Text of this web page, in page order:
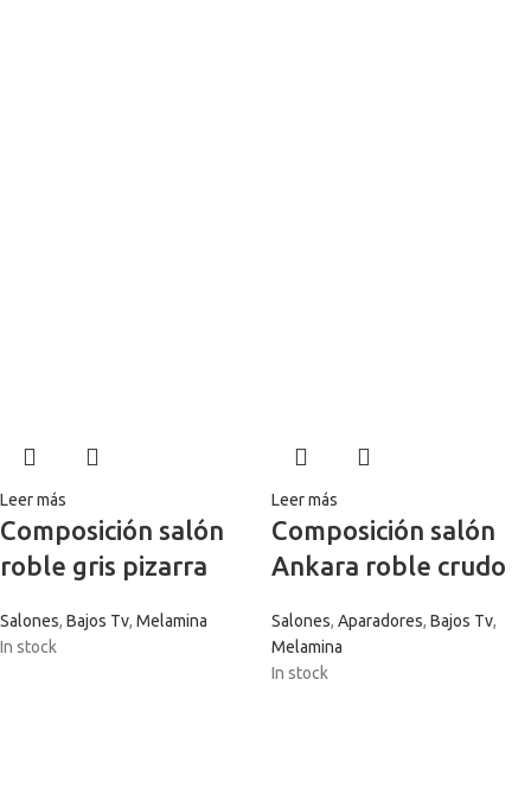
Leer más
Composición salón
roble gris pizarra
Salones, Bajos Tv, Melamina
In stock
Leer más
Composición salón
Ankara roble crudo
Salones, Aparadores, Bajos Tv,
Melamina
In stock